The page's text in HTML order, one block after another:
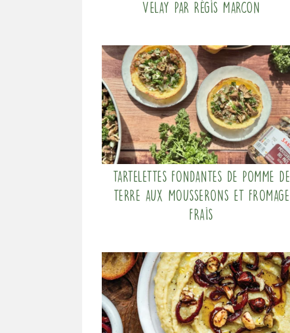
Velay par Régis Marcon
Tartelettes fondantes de pomme de
terre aux mousserons et fromage
frais